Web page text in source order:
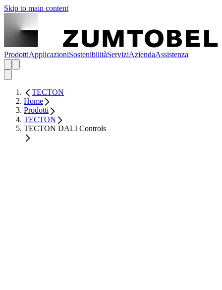
Skip to main content
ProdottiApplicazioniSostenibilitàServiziAziendaAssistenza
TECTON
Home
Prodotti
TECTON
TECTON DALI Controls